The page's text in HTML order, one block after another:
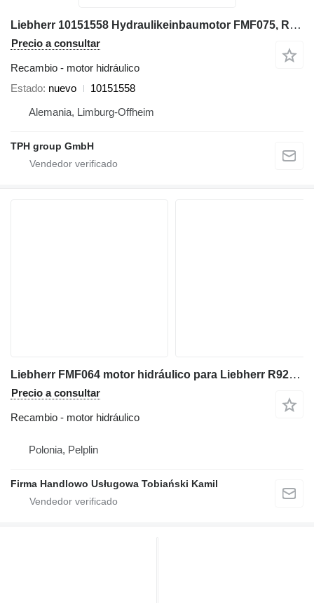
Liebherr 10151558 Hydraulikeinbaumotor FMF075, R936LC, R936NLC motor hidráulico para Liebherr FMF075, R936LC, R936NLC excavadora
Precio a consultar
Recambio - motor hidráulico
Estado nuevo
10151558
Alemania, Limburg-Offheim
TPH group GmbH
Liebherr FMF064 motor hidráulico para Liebherr R926 excavadora
Precio a consultar
Recambio - motor hidráulico
Polonia, Pelplin
Firma Handlowo Usługowa Tobiański Kamil